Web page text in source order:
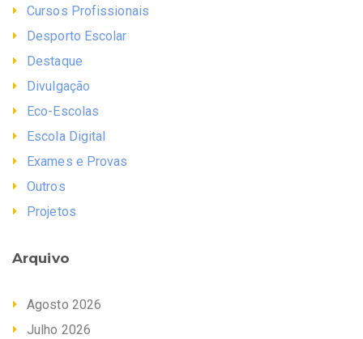
Cursos Profissionais
Desporto Escolar
Destaque
Divulgação
Eco-Escolas
Escola Digital
Exames e Provas
Outros
Projetos
Arquivo
Agosto 2026
Julho 2026